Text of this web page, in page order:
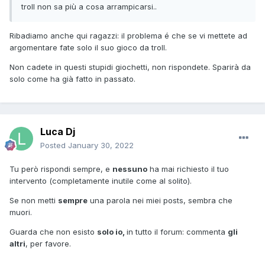
troll non sa più a cosa arrampicarsi..
Ribadiamo anche qui ragazzi: il problema é che se vi mettete ad
argomentare fate solo il suo gioco da troll.
Non cadete in questi stupidi giochetti, non rispondete. Sparirà da
solo come ha già fatto in passato.
Luca Dj
Posted January 30, 2022
Tu però rispondi sempre, e nessuno ha mai richiesto il tuo
intervento (completamente inutile come al solito).
Se non metti sempre una parola nei miei posts, sembra che
muori.
Guarda che non esisto solo io, in tutto il forum: commenta gli
altri, per favore.